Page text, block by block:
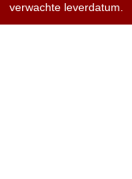
verwachte leverdatum.